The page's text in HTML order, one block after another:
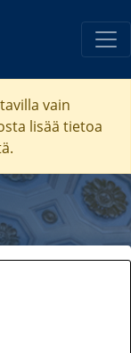
vain
lisää tietoa